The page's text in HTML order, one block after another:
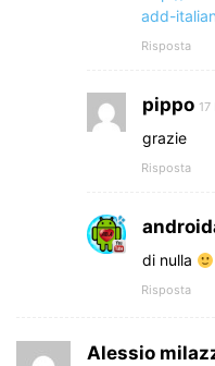
add-
Risposta
pippo
grazie
Risposta
di nulla
Risposta
Alessio